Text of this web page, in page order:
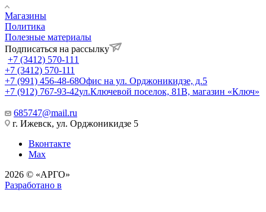
Магазины
Политика
Полезные материалы
Подписаться на рассылку
+7 (3412) 570-111
+7 (3412) 570-111
+7 (991) 456-48-68Офис на ул. Орджоникидзе, д.5
+7 (912) 767-93-42ул.Ключевой поселок, 81В, магазин «Ключ»
685747@mail.ru
г. Ижевск, ул. Орджоникидзе 5
Вконтакте
Max
2026 © «АРГО»
Разработано в